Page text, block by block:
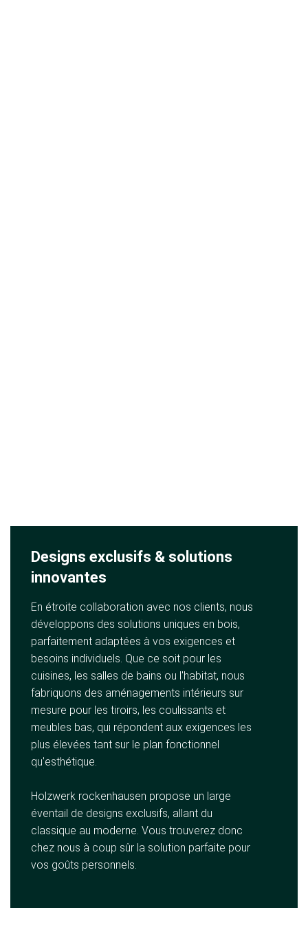
Designs exclusifs & solutions
innovantes
En étroite collaboration avec nos clients, nous
développons des solutions uniques en bois,
parfaitement adaptées à vos exigences et
besoins individuels. Que ce soit pour les
cuisines, les salles de bains ou l'habitat, nous
fabriquons des aménagements intérieurs sur
mesure pour les tiroirs, les coulissants et
meubles bas, qui répondent aux exigences les
plus élevées tant sur le plan fonctionnel
qu'esthétique.
Holzwerk rockenhausen propose un large
éventail de designs exclusifs, allant du
classique au moderne. Vous trouverez donc
chez nous à coup sûr la solution parfaite pour
vos goûts personnels.